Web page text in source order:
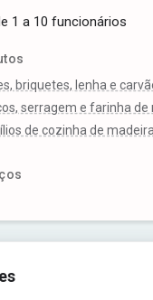
1 a 10 funcionários
briquetes, lenha e
serragem e farinha de
de cozinha de madeira